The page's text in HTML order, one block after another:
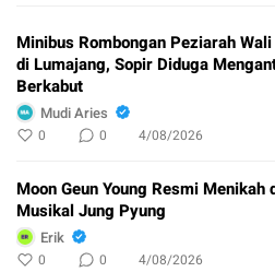
Minibus Rombongan Peziarah
di Lumajang, Sopir Diduga
Berkabut
Mudi Aries
0 0 4/08/2026
Moon Geun Young Resmi Menikah
Musikal Jung Pyung
Erik
0 0 4/08/2026